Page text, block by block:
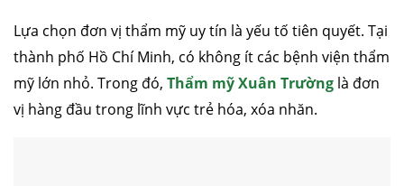
căng da mặt nâng mũi cấu trúc cắt mí
nhấn mí
Lựa chọn đơn vị thẩm mỹ uy tín là yếu tố tiên quyết. Tại
thành phố Hồ Chí Minh, có không ít các bệnh viện thẩm
mỹ lớn nhỏ. Trong đó, Thẩm mỹ Xuân Trường là đơn
vị hàng đầu trong lĩnh vực trẻ hóa, xóa nhăn.